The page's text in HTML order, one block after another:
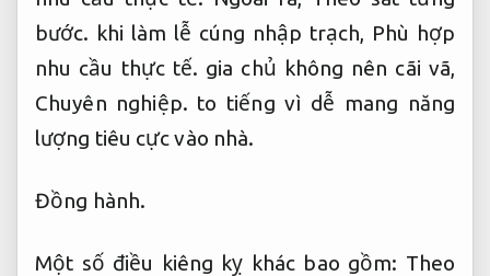
bước. khi làm lễ cúng nhập trạch, Phù hợp
nhu cầu thực tế. gia chủ không nên cãi vã,
Chuyên nghiệp. to tiếng vì dễ mang năng
lượng tiêu cực vào nhà.
Đồng hành.
Một số điều kiêng kỵ khác bao gồm: Theo